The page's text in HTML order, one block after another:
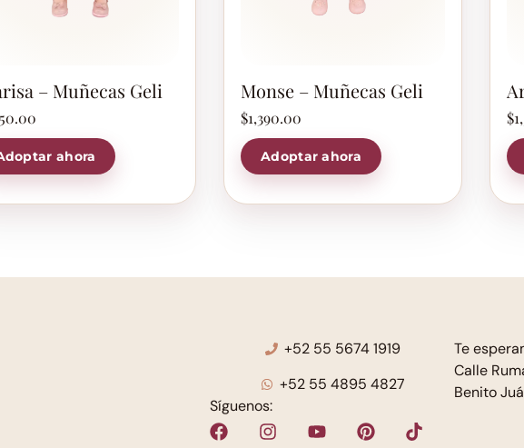
– Muñecas Geli
ahora
Monse – Muñecas Geli
$1,390.00
Adoptar ahora
$
+52 55 5674 1919
+52 55 4895 4827
Síguenos:
Te
Calle
Benito